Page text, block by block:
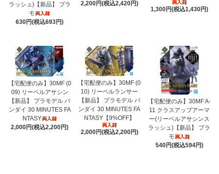
ラッシュ)【新品】 プラ
モ
630円(税込693円)
2,200円(税込2,420円)
1,300円(税込1,430円)
【宅配便のみ】30MF (0
09) リーベルアサシン
【新品】 プラモデル バ
ンダイ 30 MINUTES FA
NTASY
2,000円(税込2,200円)
【宅配便のみ】30MF (0
10) リーベルランサー
【新品】 プラモデル バ
ンダイ 30 MINUTES FA
NTASY【9%OFF】
2,000円(税込2,200円)
【宅配便のみ】30MF A-
11 クラスアップアーマ
ー(リーベルアサシンス
ラッシュ)【新品】 プラ
モ
540円(税込594円)